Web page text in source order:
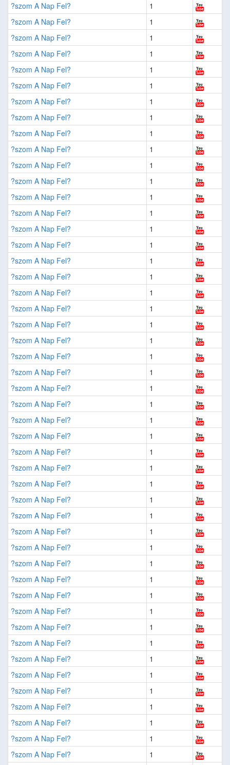
?szom A Nap Fel?
1
?szom A Nap Fel?
1
?szom A Nap Fel?
1
?szom A Nap Fel?
1
?szom A Nap Fel?
1
?szom A Nap Fel?
1
?szom A Nap Fel?
1
?szom A Nap Fel?
1
?szom A Nap Fel?
1
?szom A Nap Fel?
1
?szom A Nap Fel?
1
?szom A Nap Fel?
1
?szom A Nap Fel?
1
?szom A Nap Fel?
1
?szom A Nap Fel?
1
?szom A Nap Fel?
1
?szom A Nap Fel?
1
?szom A Nap Fel?
1
?szom A Nap Fel?
1
?szom A Nap Fel?
1
?szom A Nap Fel?
1
?szom A Nap Fel?
1
?szom A Nap Fel?
1
?szom A Nap Fel?
1
?szom A Nap Fel?
1
?szom A Nap Fel?
1
?szom A Nap Fel?
1
?szom A Nap Fel?
1
?szom A Nap Fel?
1
?szom A Nap Fel?
1
?szom A Nap Fel?
1
?szom A Nap Fel?
1
?szom A Nap Fel?
1
?szom A Nap Fel?
1
?szom A Nap Fel?
1
?szom A Nap Fel?
1
?szom A Nap Fel?
1
?szom A Nap Fel?
1
?szom A Nap Fel?
1
?szom A Nap Fel?
1
?szom A Nap Fel?
1
?szom A Nap Fel?
1
?szom A Nap Fel?
1
?szom A Nap Fel?
1
?szom A Nap Fel?
1
?szom A Nap Fel?
1
?szom A Nap Fel?
1
?szom A Nap Fel?
1